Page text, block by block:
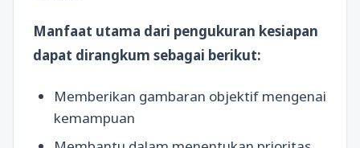
Manfaat utama dari pengukuran kesiapan
dapat dirangkum sebagai berikut:
Memberikan gambaran objektif mengenai
kemampuan